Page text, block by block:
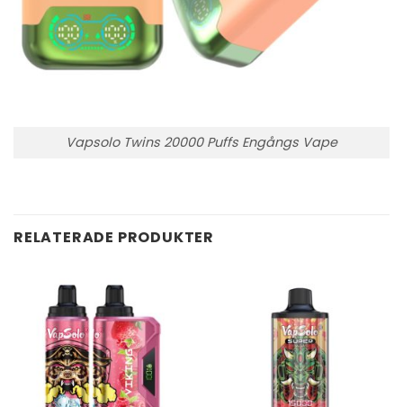
Vapsolo Twins 20000 Puffs Engångs Vape
RELATERADE PRODUKTER